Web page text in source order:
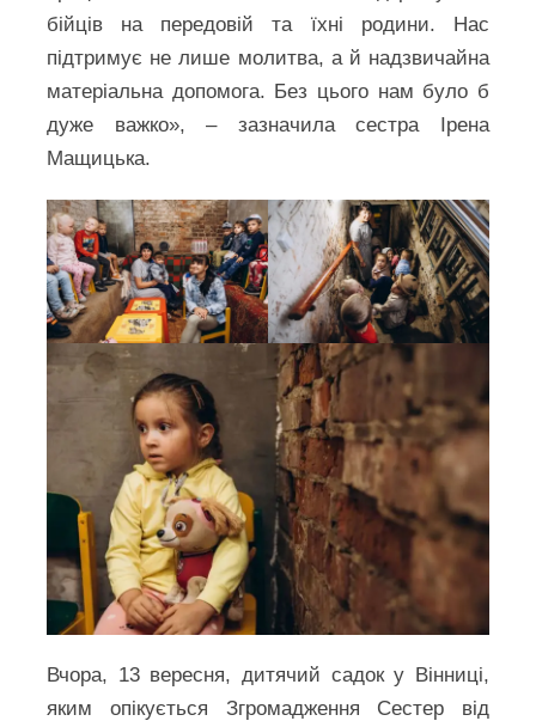
бійців на передовій та їхні родини. Нас
підтримує не лише молитва, а й надзвичайна
матеріальна допомога. Без цього нам було б
дуже важко», – зазначила сестра Ірена
Мащицька.
Вчора, 13 вересня, дитячий садок у Вінниці,
яким опікується Згромадження Сестер від